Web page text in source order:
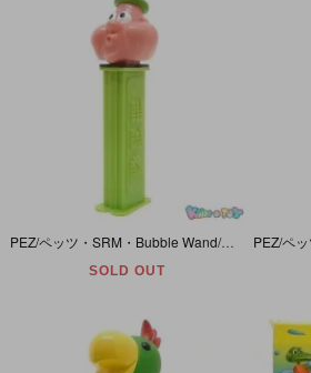
PEZ/ペッツ・SRM・Bubble Wand/バブルワンド・Soap Bubble Bottle/ソープバブルボトル/シャボン玉ボトル 「Bubble Man/バブルマン」 1997年
SOLD OUT